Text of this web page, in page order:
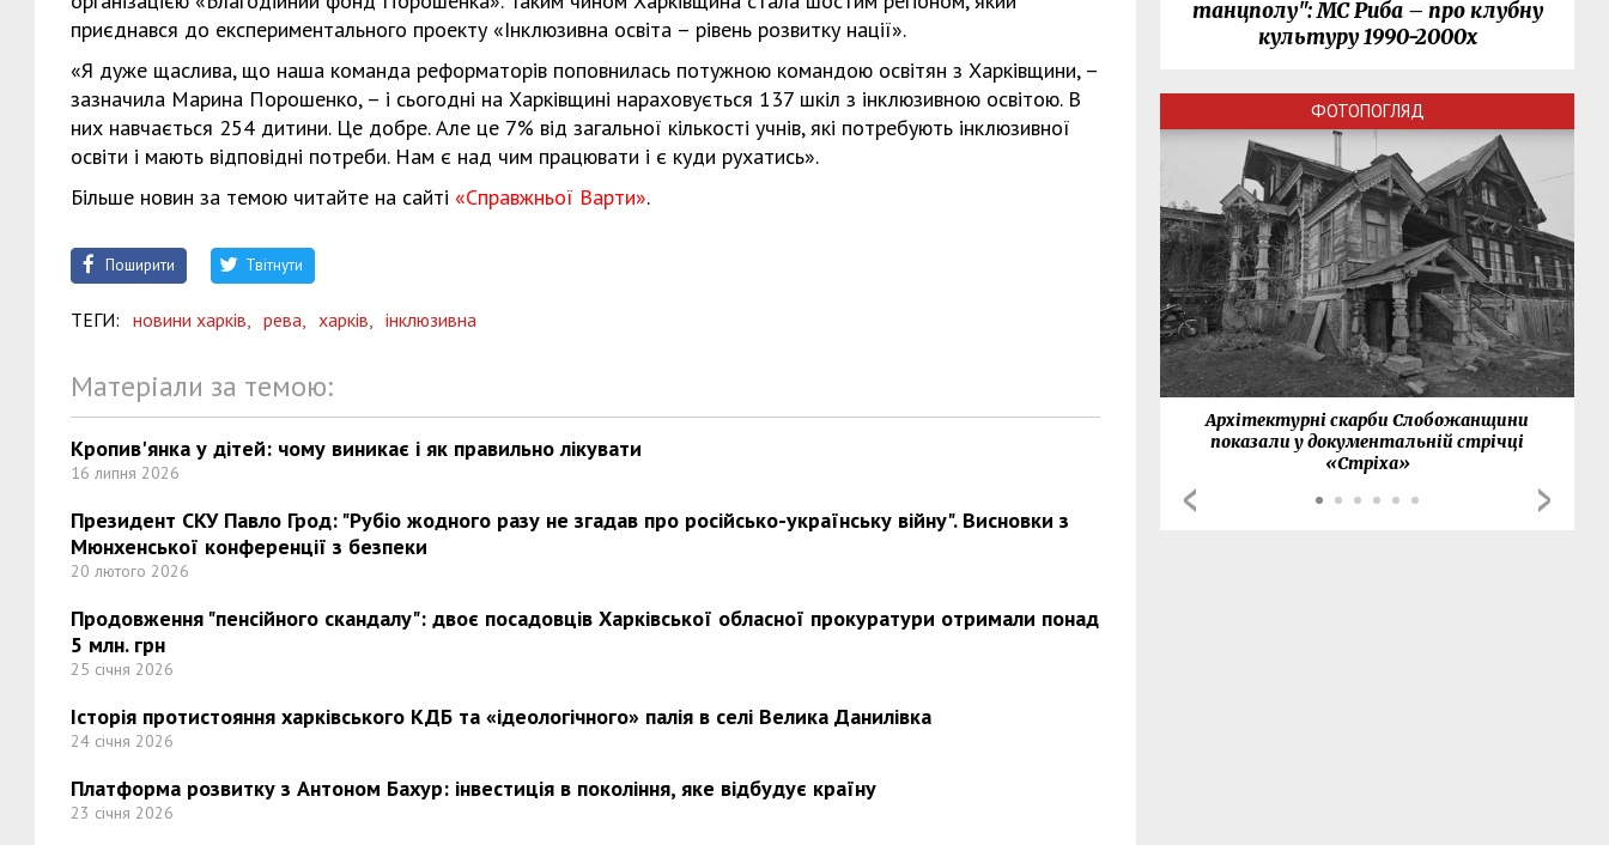
приєднався до експериментального проекту «Інклюзивна освіта – рівень розвитку нації».
«Я дуже щаслива, що наша команда реформаторів поповнилась потужною командою освітян з Харківщини, –
зазначила Марина Порошенко, – і сьогодні на Харківщині нараховується 137 шкіл з інклюзивною освітою. В
них навчається 254 дитини. Це добре. Але це 7% від загальної кількості учнів, які потребують інклюзивної
освіти і мають відповідні потреби. Нам є над чим працювати і є куди рухатись».
Більше новин за темою читайте на сайті «Справжньої Варти».
Поширити Твітнути
ТЕГИ: новини харків, рева, харків, інклюзивна
Матеріали за темою:
Кропив'янка у дітей: чому виникає і як правильно лікувати
16 липня 2026
Президент СКУ Павло Грод: "Рубіо жодного разу не згадав про російсько-українську війну". Висновки з
Мюнхенської конференції з безпеки
20 лютого 2026
Продовження "пенсійного скандалу": двоє посадовців Харківської обласної прокуратури отримали понад
5 млн. грн
25 січня 2026
Історія протистояння харківського КДБ та «ідеологічного» палія в селі Велика Данилівка
24 січня 2026
Платформа розвитку з Антоном Бахур: інвестиція в покоління, яке відбудує країну
23 січня 2026
танцполу": МС Риба – про клубну
культуру 1990-2000х
ФОТОПОГЛЯД
Харковом ширяться добрі вчинки
Архітектурні скарби Слобожанщини
показали у документальній стрічці
«Стріха»